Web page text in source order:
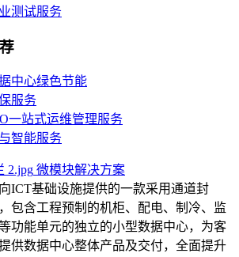
测试服务
中心绿色节能
服务
一站式运维管理服务
智能服务
微模块解决方案
ICT基础设施提供的一款采用通道封
包含工程预制的机柜、配电、制冷、监
功能单元的独立的小型数据中心，为客
供数据中心整体产品及交付，全面提升